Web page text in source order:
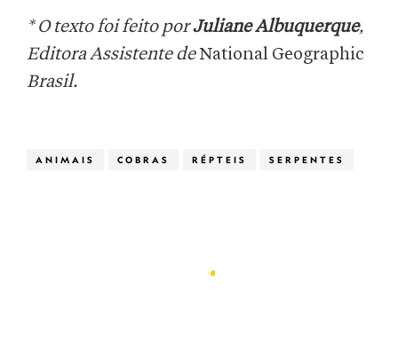
* O texto foi feito porJuliane Albuquerque,
Editora Assistente deNational Geographic
Brasil.
ANIMAIS COBRAS RÉPTEIS SERPENTES